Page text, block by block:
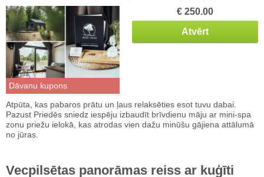
Dāvanu kupons
€ 250.00
Atvērt
Atpūta, kas pabaros prātu un ļaus relaksēties esot tuvu dabai.
Pazust Priedēs sniedz iespēju izbaudīt brīvdienu māju ar mini-spa
zonu priežu ielokā, kas atrodas vien dažu minūšu gājiena attālumā
no jūras.
Vecpilsētas panorāmas reiss ar kuģīti